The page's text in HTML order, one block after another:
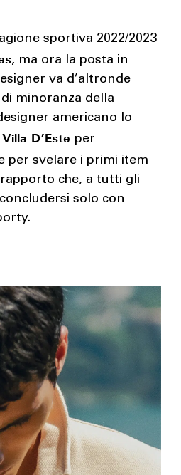
sportiva 2022/2023
, ma ora la posta in
va d’altronde
minoranza della
americano lo
Villa D’Este per
per svelare i primi item
che, a tutti gli
solo con